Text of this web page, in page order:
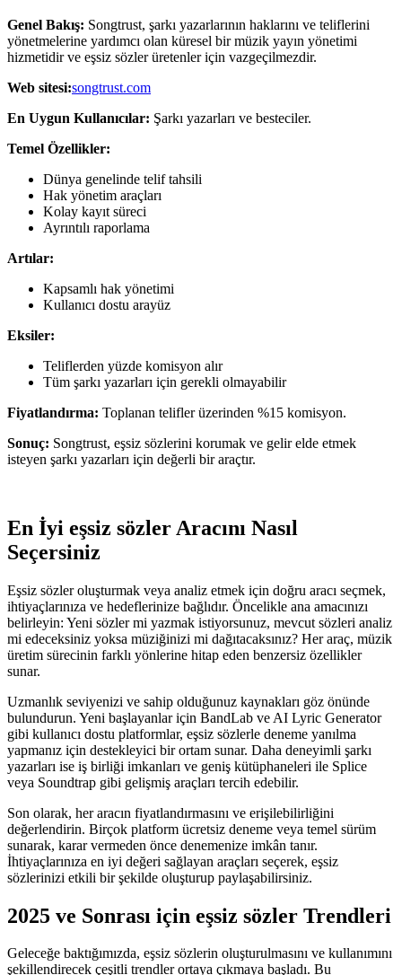
Genel Bakış: Songtrust, şarkı yazarlarının haklarını ve teliflerini
yönetmelerine yardımcı olan küresel bir müzik yayın yönetimi
hizmetidir ve eşsiz sözler üretenler için vazgeçilmezdir.
Web sitesi:songtrust.com
En Uygun Kullanıcılar: Şarkı yazarları ve besteciler.
Temel Özellikler:
Dünya genelinde telif tahsili
Hak yönetim araçları
Kolay kayıt süreci
Ayrıntılı raporlama
Artılar:
Kapsamlı hak yönetimi
Kullanıcı dostu arayüz
Eksiler:
Teliflerden yüzde komisyon alır
Tüm şarkı yazarları için gerekli olmayabilir
Fiyatlandırma: Toplanan telifler üzerinden %15 komisyon.
Sonuç: Songtrust, eşsiz sözlerini korumak ve gelir elde etmek
isteyen şarkı yazarları için değerli bir araçtır.
En İyi eşsiz sözler Aracını Nasıl
Seçersiniz
Eşsiz sözler oluşturmak veya analiz etmek için doğru aracı seçmek,
ihtiyaçlarınıza ve hedeflerinize bağlıdır. Öncelikle ana amacınızı
belirleyin: Yeni sözler mi yazmak istiyorsunuz, mevcut sözleri analiz
mi edeceksiniz yoksa müziğinizi mi dağıtacaksınız? Her araç, müzik
üretim sürecinin farklı yönlerine hitap eden benzersiz özellikler
sunar.
Uzmanlık seviyenizi ve sahip olduğunuz kaynakları göz önünde
bulundurun. Yeni başlayanlar için BandLab ve AI Lyric Generator
gibi kullanıcı dostu platformlar, eşsiz sözlerle deneme yanılma
yapmanız için destekleyici bir ortam sunar. Daha deneyimli şarkı
yazarları ise iş birliği imkanları ve geniş kütüphaneleri ile Splice
veya Soundtrap gibi gelişmiş araçları tercih edebilir.
Son olarak, her aracın fiyatlandırmasını ve erişilebilirliğini
değerlendirin. Birçok platform ücretsiz deneme veya temel sürüm
sunarak, karar vermeden önce denemenize imkân tanır.
İhtiyaçlarınıza en iyi değeri sağlayan araçları seçerek, eşsiz
sözlerinizi etkili bir şekilde oluşturup paylaşabilirsiniz.
2025 ve Sonrası için eşsiz sözler Trendleri
Geleceğe baktığımızda, eşsiz sözlerin oluşturulmasını ve kullanımını
şekillendirecek çeşitli trendler ortaya çıkmaya başladı. Bu